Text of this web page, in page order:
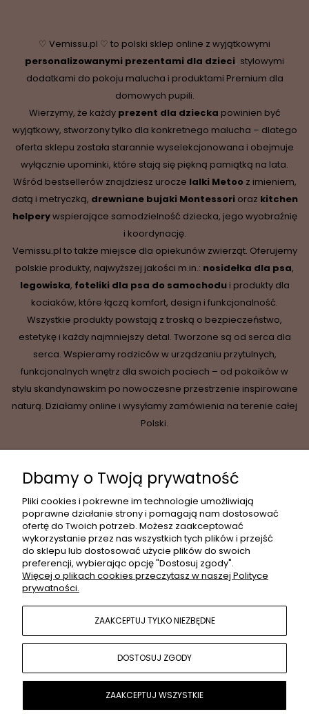
♡ Vemissu.pl ♡ to polski sklep online z wyjątkowymi
personalizowanymi prezentami dla dzieci, stylowymi
dodatkami do pokoju malucha i produktami Premium dla
domowych pupili.
Wierzymy, że każdy prezent dla dziecka powinien być
wyjątkowy, stworzony tylko dla konkretnego malucha – dlatego
oferta sklepu została starannie wyselekcjonowana i obejmuje
wyłącznie upominki, które stają się piękną pamiątką na lata.
Wśród bestsellerów znajdziesz urocze lalki Metoo z imieniem,
datą i metryczką, drewniane bujaki Montessorioraz kitchen
helperywspierające samodzielność dziecka, jego wyobraźnię
i koordynację.
Vemissu.pl to także miejsce dla opiekunów zwierząt. Oferujemy
polskie produkty, najwyższej jakości m.in.: nosidełka dla psa,
legowiska, foteliki dla psa do samochodui produkty dla
kociaków, które łączą komfort, design i funkcjonalność.
Wszystkie produkty powstają z troską o bezpieczeństwo,
estetykę i każdy najmniejszy detal. Tworzone są od serca dla
serca. Wspieramy rodziców w urządzaniu przytulnych,
funkcjonalnych wnętrz dla swoich pociech – od pokoików w
stylu skandynawskim po nowoczesne przestrzenie inspirowane
naturą. Działamy online i wysyłamy zamówienia na terenie całej
Polski.
INFORMACJE
MOJE KONTO
POPULARNE KATEGORIE
O NAS
Dbamy o Twoją prywatność
Pliki cookies i pokrewne im technologie umożliwiają
poprawne działanie strony i pomagają nam dostosować
ofertę do Twoich potrzeb. Możesz zaakceptować
wykorzystanie przez nas wszystkich tych plików i przejść
do sklepu lub dostosować użycie plików do swoich
preferencji, wybierając opcję "Dostosuj zgody".
Więcej o plikach cookies przeczytasz w naszej Polityce
prywatności.
ZAAKCEPTUJ TYLKO NIEZBĘDNE
DOSTOSUJ ZGODY
ZAAKCEPTUJ WSZYSTKIE